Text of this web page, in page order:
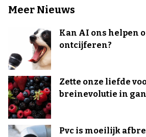
Meer Nieuws
Kan AI ons helpen
ontcijferen?
Zette onze liefde
breinevolutie in
Pvc is moeilijk